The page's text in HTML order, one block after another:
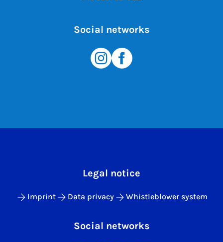
Social networks
Legal notice
Imprint Data privacy Whistleblower system
Social networks